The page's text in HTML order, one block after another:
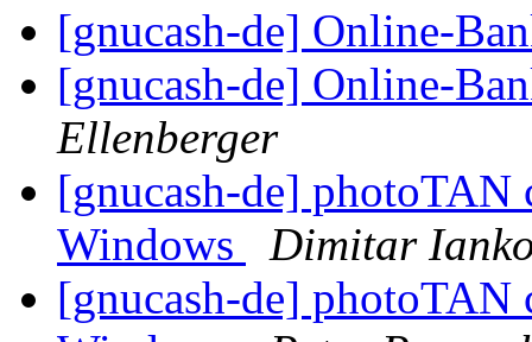
[gnucash-de] Online-
[gnucash-de] Online-
Ellenberger
[gnucash-de] photoTAN
Windows
Dimitar
[gnucash-de] photoTAN